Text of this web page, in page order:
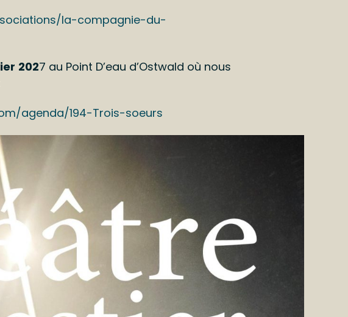
la-compagnie-du-
2027 au Point D’eau d’Ostwald où nous
agenda/194-Trois-soeurs